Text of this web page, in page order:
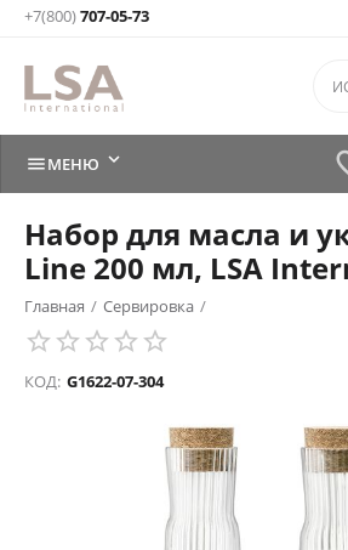
+7(800)707-05-73
МЕНЮ 
Набор для масла и
Line 200 мл, LSA
Главная / Сервировка /
КОД: G1622-07-304